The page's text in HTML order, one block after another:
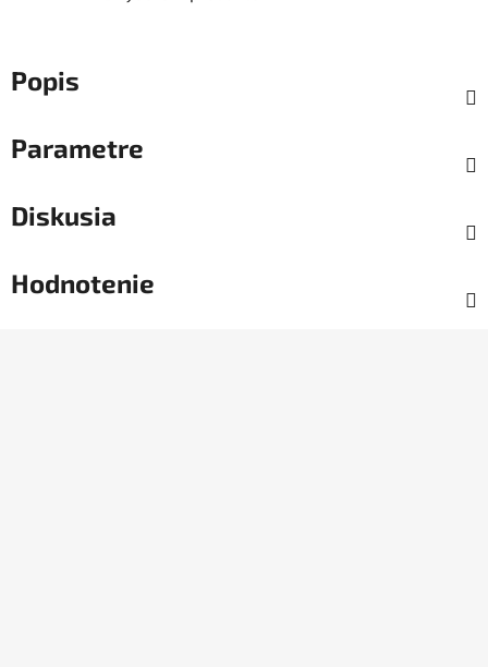
Popis
Parametre
Diskusia
Hodnotenie